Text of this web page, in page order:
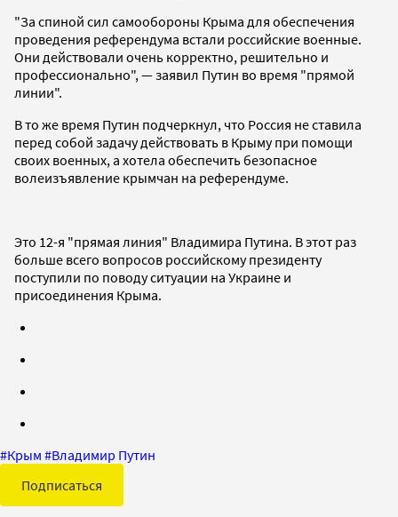
"За спиной сил самообороны Крыма для обеспечения
проведения референдума встали российские военные.
Они действовали очень корректно, решительно и
профессионально", — заявил Путин во время "прямой
линии".
В то же время Путин подчеркнул, что Россия не ставила
перед собой задачу действовать в Крыму при помощи
своих военных, а хотела обеспечить безопасное
волеизъявление крымчан на референдуме.
Это 12-я "прямая линия" Владимира Путина. В этот раз
больше всего вопросов российскому президенту
поступили по поводу ситуации на Украине и
присоединения Крыма.
#Крым #Владимир Путин
Подписаться